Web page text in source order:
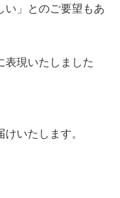
い」とのご要望もあ
表現いたしました
いたします。